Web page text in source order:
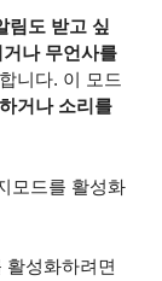
림도 받고 싶
나 무언사를
합니다. 이 모드
거나 소리를
모드를 활성화
활성화하려면